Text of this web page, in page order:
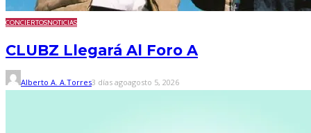
CONCIERTOSNOTICIAS
CLUBZ Llegará Al Foro A
Alberto A. A.Torres3 días agoagosto 5, 2026